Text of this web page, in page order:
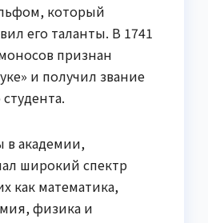
который
его таланты. В 1741
признан
и получил звание
в академии,
широкий спектр
как математика,
физика и